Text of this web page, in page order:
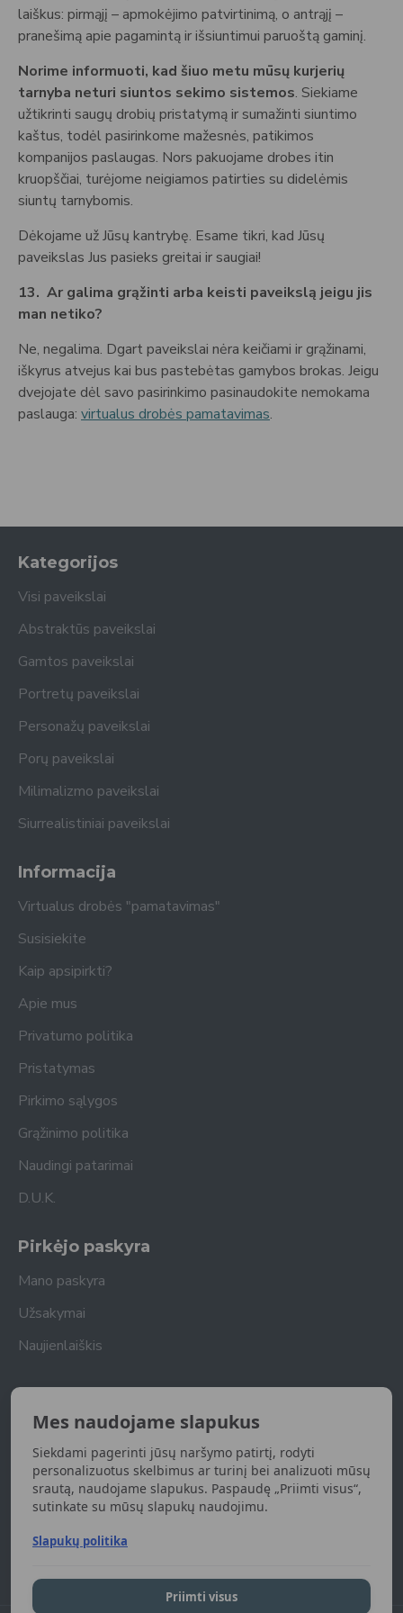
Mes naudojame slapukus
Siekdami pagerinti jūsų naršymo patirtį, rodyti
personalizuotus skelbimus ar turinį bei analizuoti mūsų
srautą, naudojame slapukus. Paspaudę „Priimti visus“,
sutinkate su mūsų slapukų naudojimu.
Slapukų politika
Priimti visus
laiškus: pirmąjį – apmokėjimo patvirtinimą, o antrąjį –
pranešimą apie pagamintą ir išsiuntimui paruoštą gaminį.
Norime informuoti, kad šiuo metu mūsų kurjerių
tarnyba neturi siuntos sekimo sistemos. Siekiame
užtikrinti saugų drobių pristatymą ir sumažinti siuntimo
kaštus, todėl pasirinkome mažesnės, patikimos
kompanijos paslaugas. Nors pakuojame drobes itin
kruopščiai, turėjome neigiamos patirties su didelėmis
siuntų tarnybomis.
Dėkojame už Jūsų kantrybę. Esame tikri, kad Jūsų
paveikslas Jus pasieks greitai ir saugiai!
13. Ar galima grąžinti arba keisti paveikslą jeigu jis
man netiko?
Ne, negalima. Dgart paveikslai nėra keičiami ir grąžinami,
iškyrus atvejus kai bus pastebėtas gamybos brokas. Jeigu
dvejojate dėl savo pasirinkimo pasinaudokite nemokama
paslauga: virtualus drobės pamatavimas.
Kategorijos
Visi paveikslai
Abstraktūs paveikslai
Gamtos paveikslai
Portretų paveikslai
Personažų paveikslai
Porų paveikslai
Milimalizmo paveikslai
Siurrealistiniai paveikslai
Informacija
Virtualus drobės "pamatavimas"
Susisiekite
Kaip apsipirkti?
Apie mus
Privatumo politika
Pristatymas
Pirkimo sąlygos
Grąžinimo politika
Naudingi patarimai
D.U.K.
Pirkėjo paskyra
Mano paskyra
Užsakymai
Naujienlaiškis
Naujienlaiškis
Gaukite naujienas apie naujas prekes
UŽSISAKYTI
Susipažinau ir sutinku su Privatumo politika